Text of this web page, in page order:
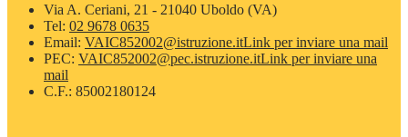
Via A. Ceriani, 21 - 21040 Uboldo (VA)
Tel: 02 9678 0635
Email: VAIC852002@istruzione.itLink per inviare una mail
PEC: VAIC852002@pec.istruzione.itLink per inviare una
mail
C.F.: 85002180124